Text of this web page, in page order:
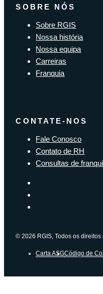
SOBRE NÓS
Sobre RGIS
Nossa história
Nossa equipa
Carreiras
Franquia
CONTATE-NOS
Fale Conosco
Contato de RH
Consultas de
© 2026 RGIS, Todos os direitos
Carta ASGCódigo de